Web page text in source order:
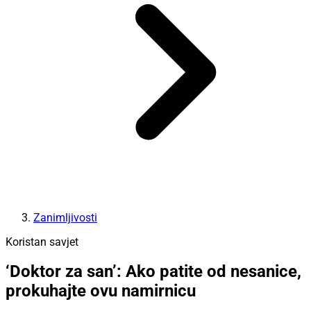
Zanimljivosti
Koristan savjet
‘Doktor za san’: Ako patite od nesanice,
prokuhajte ovu namirnicu